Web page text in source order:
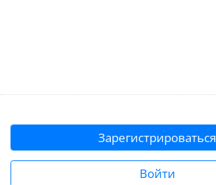
Зарегистрироваться
Войти